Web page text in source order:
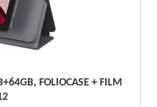
FOLIOCASE + FILM